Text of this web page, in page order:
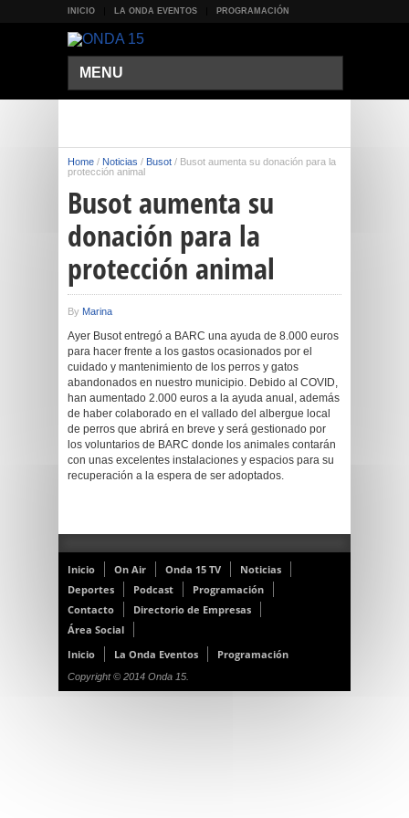
INICIO LA ONDA EVENTOS PROGRAMACIÓN
MENU
Home / Noticias / Busot / Busot aumenta su donación para la
protección animal
Busot aumenta su
donación para la
protección animal
By Marina
Ayer Busot entregó a BARC una ayuda de 8.000 euros
para hacer frente a los gastos ocasionados por el
cuidado y mantenimiento de los perros y gatos
abandonados en nuestro municipio. Debido al COVID,
han aumentado 2.000 euros a la ayuda anual, además
de haber colaborado en el vallado del albergue local
de perros que abrirá en breve y será gestionado por
los voluntarios de BARC donde los animales contarán
con unas excelentes instalaciones y espacios para su
recuperación a la espera de ser adoptados.
Inicio On Air Onda 15 TV
Noticias
Deportes
Podcast
Programación
Contacto
Directorio de Empresas
Área Social
Inicio
La Onda Eventos Programación
Copyright © 2014 Onda 15.